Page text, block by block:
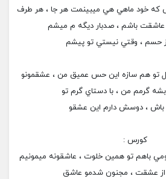
كه خود ماهي هي ميبينمت هر جا ، هر طرف
عاشقت باشم ، صدبار ديگه م ميشم
حسم ، وقتي نيستي تو پيشم
تو هم سازه اين حس عميق من ، عشقمونو
گرمم من ، با دستاي گرم تو
باش ، دوسش دارم اين عشقو
كورس :
باهم تو همين خلوت ، عاشقونه ميمونيم
عشقت ، مجنون شدمو عاشق